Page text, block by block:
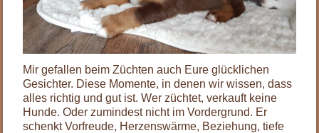
Mir gefallen beim Züchten auch Eure glücklichen
Gesichter. Diese Momente, in denen wir wissen, dass
alles richtig und gut ist. Wer züchtet, verkauft keine
Hunde. Oder zumindest nicht im Vordergrund. Er
schenkt Vorfreude, Herzenswärme, Beziehung, tiefe